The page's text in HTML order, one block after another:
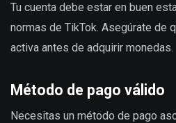
Tu cuenta debe estar en buen
normas de TikTok. Asegúrate de
activa antes de adquirir monedas.
Método de pago válido
Necesitas un método de pago